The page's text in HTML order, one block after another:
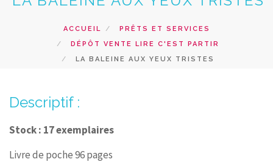
RESSOURCES ET SERVICES
RECHERCHER
CONTACT
ACCUEIL
PRÊTS ET SERVICES
DÉPÔT VENTE LIRE C'EST PARTIR
LA BALEINE AUX YEUX TRISTES
Descriptif :
Stock : 17 exemplaires
Livre de poche 96 pages